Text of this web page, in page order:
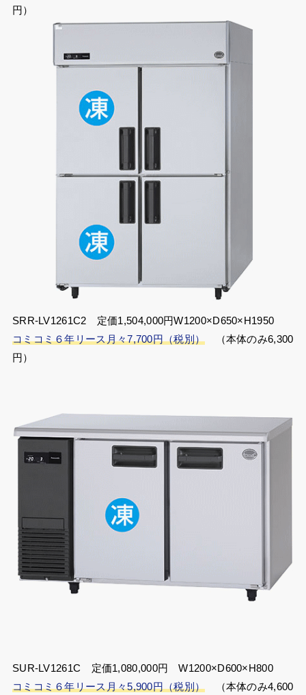
円）
SRR-LV1261C2 定価1,504,000円W1200×D650×H1950
コミコミ６年リース月々7,700円（税別） （本体のみ6,300
円）
SUR-LV1261C 定価1,080,000円 W1200×D600×H800
コミコミ６年リース月々5,900円（税別） （本体のみ4,600